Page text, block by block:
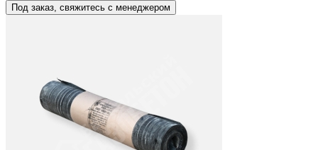
Под заказ, свяжитесь с менеджером